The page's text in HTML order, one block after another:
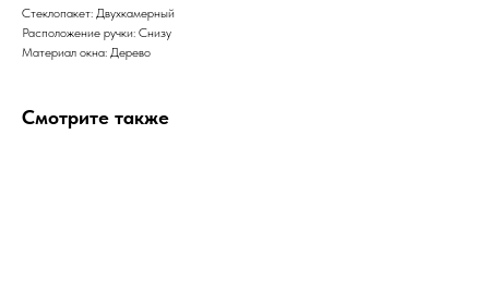
Стеклопакет: Двухкамерный
Расположение ручки: Снизу
Материал окна: Дерево
Смотрите также